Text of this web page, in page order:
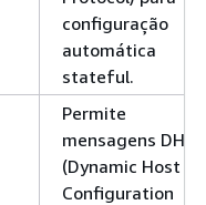
configuração
automática
stateful.
Permite
mensagens DHCP
(Dynamic Host
Configuration